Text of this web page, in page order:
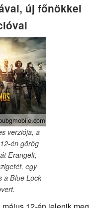
új főnökkel
verziója, a
én görög
Erangelt,
egy
a Blue Lock